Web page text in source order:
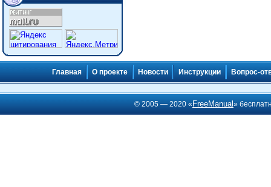
Главная О проекте Новости Инструкции Вопрос-
© 2005 — 2020 « FreeManual»